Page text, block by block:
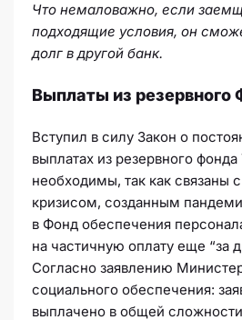
Что немаловажно, если
подходящие условия, он
долг в другой банк.
Выплаты из резервного
Вступил в силу Закон о
выплатах из резервного
необходимы, так как связаны
кризисом, созданным
в Фонд обеспечения
на частичную оплату еще “за
Согласно заявлению
социального обеспечения:
выплачено в общей